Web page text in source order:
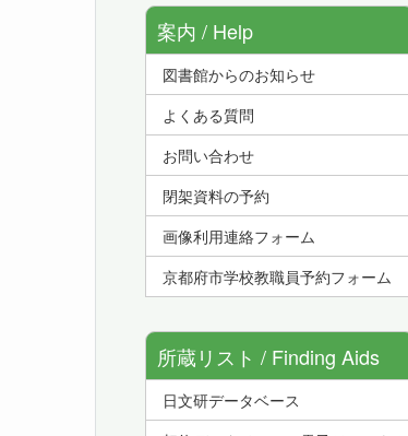
案内 / Help
図書館からのお知らせ
よくある質問
お問い合わせ
閉架資料の予約
画像利用連絡フォーム
京都府市学校教職員予約フォーム
所蔵リスト / Finding Aids
日文研データベース